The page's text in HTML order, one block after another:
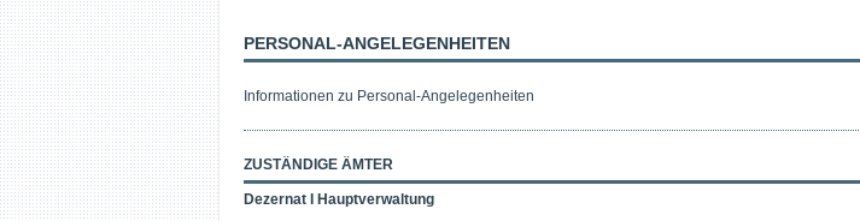
PERSONAL-ANGELEGENHEITEN
Informationen zu Personal-Angelegenheiten
ZUSTÄNDIGE ÄMTER
Dezernat I Hauptverwaltung